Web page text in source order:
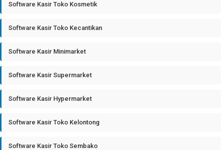
Software Kasir Toko Kosmetik
Software Kasir Toko Kecantikan
Software Kasir Minimarket
Software Kasir Supermarket
Software Kasir Hypermarket
Software Kasir Toko Kelontong
Software Kasir Toko Sembako